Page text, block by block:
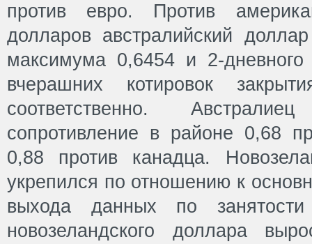
против евро. Против
долларов австралийский
максимума 0,6454 и 2-
вчерашних котировок
соответственно.
сопротивление в районе 0,68
0,88 против канадца.
укрепился по отношению к
выхода данных по
новозеландского доллара